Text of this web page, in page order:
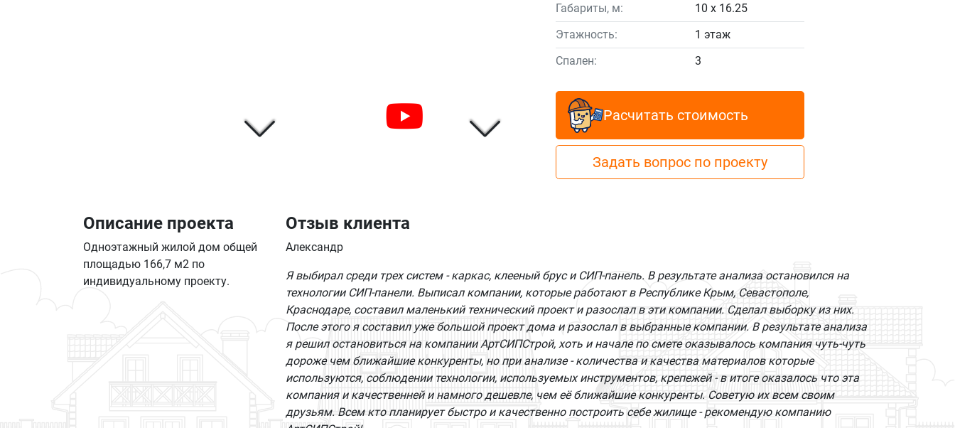
Габариты, м:
10 x 16.25
Этажность:
1 этаж
Спален:
3
Расчитать стоимость
Задать вопрос по проекту
Описание проекта
Одноэтажный жилой дом общей
площадью 166,7 м2 по
индивидуальному проекту.
Отзыв клиента
Александр
Я выбирал среди трех систем - каркас, клееный брус и СИП-панель. В результате анализа остановился на
технологии СИП-панели. Выписал компании, которые работают в Республике Крым, Севастополе,
Краснодаре, составил маленький технический проект и разослал в эти компании. Сделал выборку из них.
После этого я составил уже большой проект дома и разослал в выбранные компании. В результате анализа
я решил остановиться на компании АртСИПСтрой, хоть и начале по смете оказывалось компания чуть-чуть
дороже чем ближайшие конкуренты, но при анализе - количества и качества материалов которые
используются, соблюдении технологии, используемых инструментов, крепежей - в итоге оказалось что эта
компания и качественней и намного дешевле, чем её ближайшие конкуренты. Советую их всем своим
друзьям. Всем кто планирует быстро и качественно построить себе жилище - рекомендую компанию